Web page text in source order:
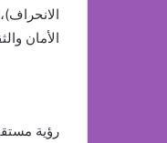
الأمان
رؤية